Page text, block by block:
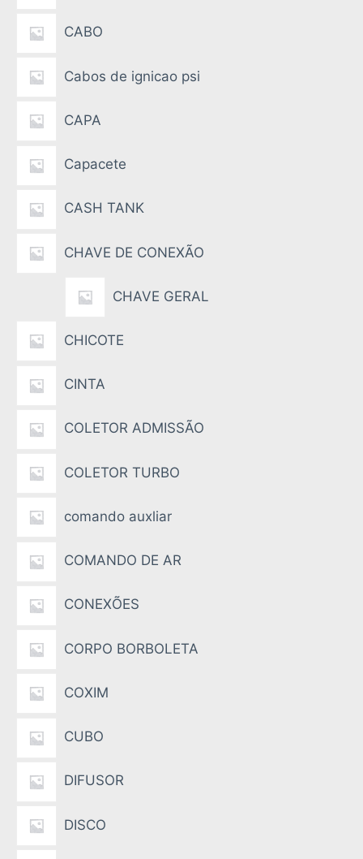
CABO
Cabos de ignicao psi
CAPA
Capacete
CASH TANK
CHAVE DE CONEXÃO
CHAVE GERAL
CHICOTE
CINTA
COLETOR ADMISSÃO
COLETOR TURBO
comando auxliar
COMANDO DE AR
CONEXÕES
CORPO BORBOLETA
COXIM
CUBO
DIFUSOR
DISCO